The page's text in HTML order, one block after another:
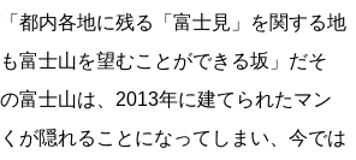
都内各地に残る「富士見」を関する地
富士山を望むことができる坂」だそ
富士山は、2013年に建てられたマン
が隠れることになってしまい、今では